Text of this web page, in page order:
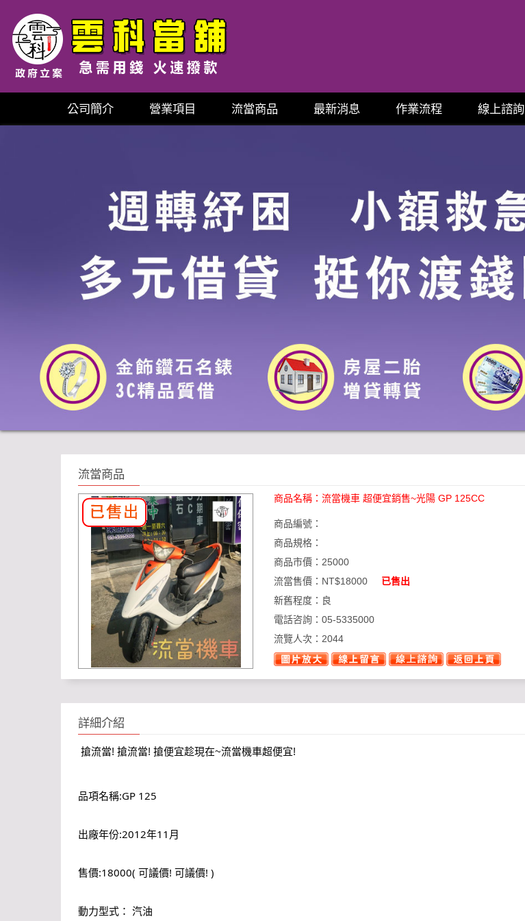
公司簡介 營業項目 流當商品 最新消息 作業流程 線上諮詢
流當商品
商品名稱：流當機車 超便宜銷售~光陽 GP 125CC
商品編號：
商品規格：
商品市價：25000
流當售價： NT$18000
已售出
新舊程度： 良
電話咨詢：05-5335000
流覽人次：2044
詳細介紹
搶流當! 搶流當! 搶便宜趁現在~流當機車超便宜!
品項名稱:GP 125
出廠年份:2012年11月
售價:18000( 可議價! 可議價! )
動力型式： 汽油